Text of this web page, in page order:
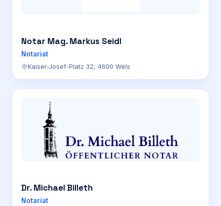
Notar Mag. Markus Seidl
Notariat
Kaiser-Josef-Platz 32, 4600 Wels
Dr. Michael Billeth
Notariat